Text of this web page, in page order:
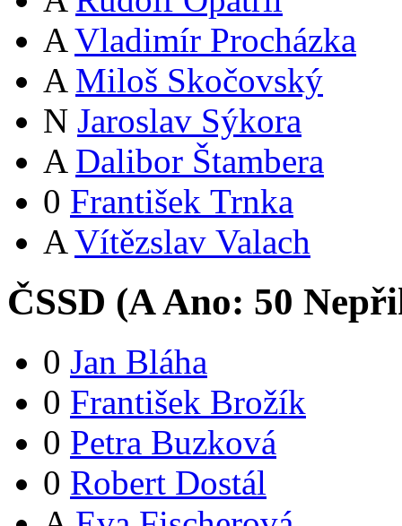
A Vladimír Procházka
A Miloš Skočovský
N Jaroslav Sýkora
A Dalibor Štambera
0 František Trnka
A Vítězslav Valach
ČSSD (AAno: 50
0 Jan Bláha
0 František Brožík
0 Petra Buzková
0 Robert Dostál